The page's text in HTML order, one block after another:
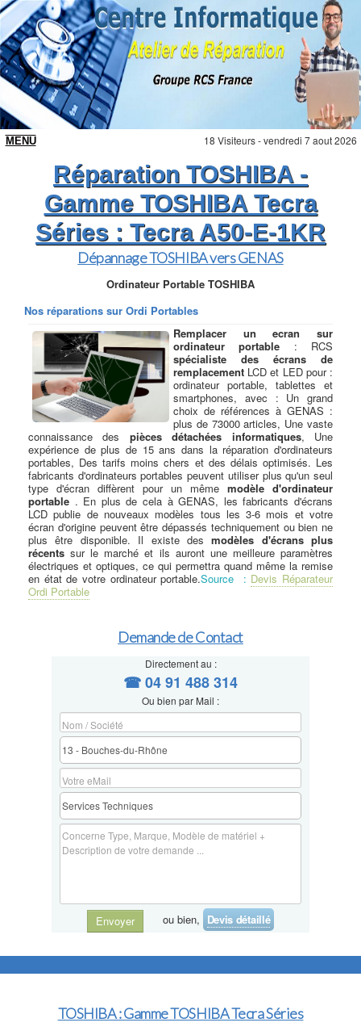
18 Visiteurs - vendredi 7 aout 2026
Réparation TOSHIBA -
Gamme TOSHIBA Tecra
Séries : Tecra A50-E-1KR
Dépannage TOSHIBA vers GENAS
Ordinateur Portable TOSHIBA
Nos réparations sur Ordi Portables
Remplacer un ecran sur
ordinateur portable : RCS
spécialiste des écrans de
remplacement LCD et LED pour :
ordinateur portable, tablettes et
smartphones, avec : Un grand
choix de références à GENAS :
plus de 73000 articles, Une vaste
connaissance des pièces détachées informatiques, Une
expérience de plus de 15 ans dans la réparation d'ordinateurs
portables, Des tarifs moins chers et des délais optimisés. Les
fabricants d'ordinateurs portables peuvent utiliser plus qu'un seul
type d'écran diffèrent pour un même modèle d'ordinateur
portable . En plus de cela à GENAS, les fabricants d'écrans
LCD publie de nouveaux modèles tous les 3-6 mois et votre
écran d'origine peuvent être dépassés techniquement ou bien ne
plus être disponible. Il existe desmodèles d'écrans plus
récents sur le marché et ils auront une meilleure paramètres
électriques et optiques, ce qui permettra quand même la remise
en état de votre ordinateur portable.Source : Devis Réparateur
Ordi Portable
Demande de Contact
Directement au :
☎ 04 91 488 314
Ou bien par Mail :
Envoyer ou bien, Devis détaillé
TOSHIBA : Gamme TOSHIBA Tecra Séries